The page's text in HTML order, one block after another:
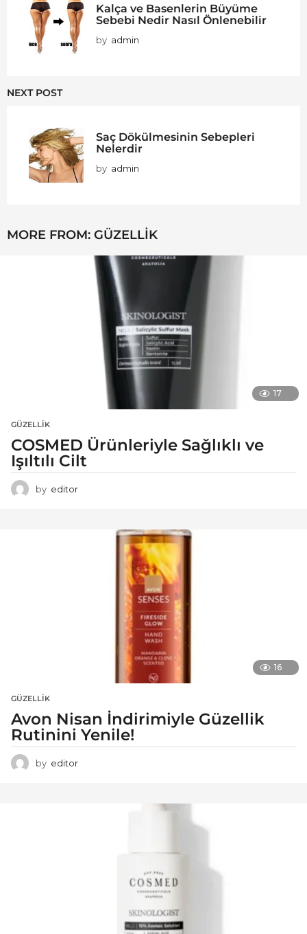
Kalça ve Basenlerin Büyüme
Sebebi Nedir Nasıl Önlenebilir
by admin
NEXT POST
Saç Dökülmesinin Sebepleri
Nelerdir
by admin
MORE FROM: GÜZELLIK
17
GÜZELLIK
COSMED Ürünleriyle Sağlıklı ve
Işıltılı Cilt
by editor
16
GÜZELLIK
Avon Nisan İndirimiyle Güzellik
Rutinini Yenile!
by editor